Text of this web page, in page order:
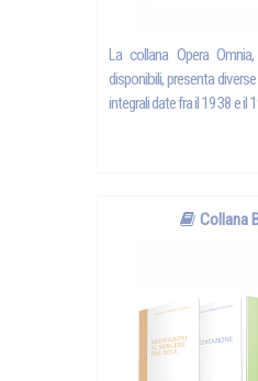
La collana Opera
disponibili, presenta
integrali date fra il 1938 e il
Collana